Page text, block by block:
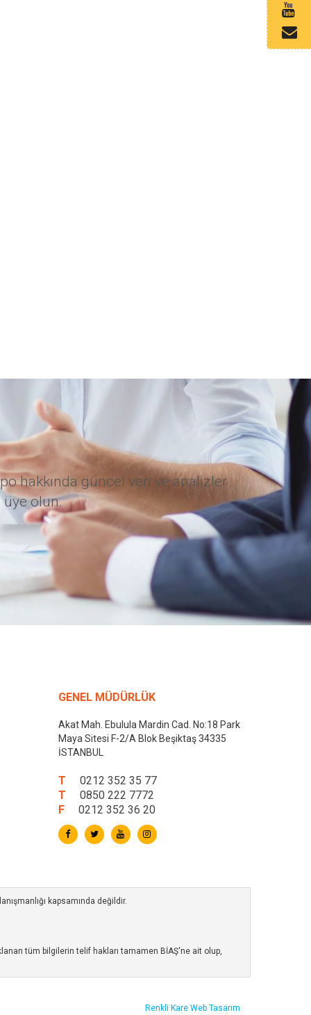
hakkında güncel veri ve analizler
üye olun.
GENEL MÜDÜRLÜK
Akat Mah. Ebulula Mardin Cad. No:18 Park
Maya Sitesi F-2/A Blok Beşiktaş 34335
İSTANBUL
T
0212 352 35 77
T
0850 222 7772
F
0212 352 36 20
kapsamında değildir.
tüm bilgilerin telif hakları tamamen BİAŞ'ne ait olup,
Renkli Kare Web Tasarım